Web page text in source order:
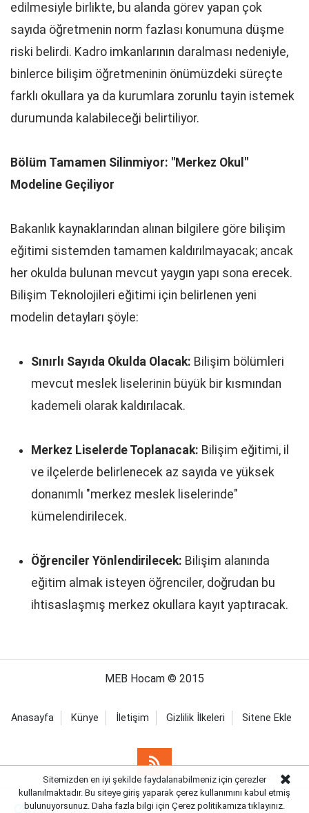
edilmesiyle birlikte, bu alanda görev yapan çok
sayıda öğretmenin norm fazlası konumuna düşme
riski belirdi. Kadro imkanlarının daralması nedeniyle,
binlerce bilişim öğretmeninin önümüzdeki süreçte
farklı okullara ya da kurumlara zorunlu tayin istemek
durumunda kalabileceği belirtiliyor.
Bölüm Tamamen Silinmiyor: "Merkez Okul"
Modeline Geçiliyor
Bakanlık kaynaklarından alınan bilgilere göre bilişim
eğitimi sistemden tamamen kaldırılmayacak; ancak
her okulda bulunan mevcut yaygın yapı sona erecek.
Bilişim Teknolojileri eğitimi için belirlenen yeni
modelin detayları şöyle:
Sınırlı Sayıda Okulda Olacak: Bilişim bölümleri
mevcut meslek liselerinin büyük bir kısmından
kademeli olarak kaldırılacak.
Merkez Liselerde Toplanacak: Bilişim eğitimi, il
ve ilçelerde belirlenecek az sayıda ve yüksek
donanımlı "merkez meslek liselerinde"
kümelendirilecek.
Öğrenciler Yönlendirilecek: Bilişim alanında
eğitim almak isteyen öğrenciler, doğrudan bu
ihtisaslaşmış merkez okullara kayıt yaptıracak.
MEB Hocam © 2015
Anasayfa Künye İletişim Gizlilik İlkeleri Sitene Ekle
Haber Portalı Yazılımı
Sitemizden en iyi şekilde faydalanabilmeniz için çerezler
kullanılmaktadır. Bu siteye giriş yaparak çerez kullanımını kabul etmiş
bulunuyorsunuz. Daha fazla bilgi için Çerez politikamızatıklayınız.